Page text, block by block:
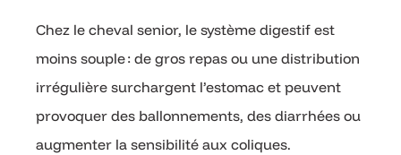
Chez le cheval senior, le système digestif est
moins souple : de gros repas ou une distribution
irrégulière surchargent l’estomac et peuvent
provoquer des ballonnements, des diarrhées ou
augmenter la sensibilité aux coliques.